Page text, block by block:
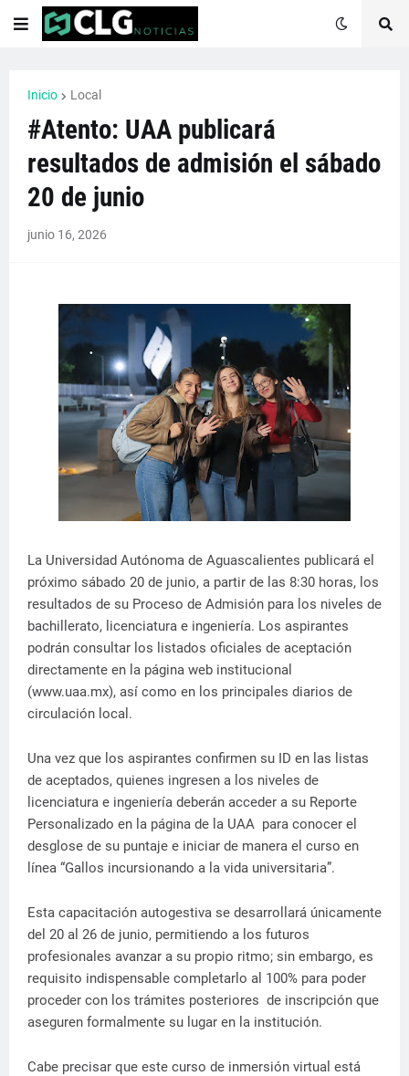
Inicio Local
#Atento: UAA publicará
resultados de admisión el sábado
20 de junio
junio 16, 2026
La Universidad Autónoma de Aguascalientes publicará el
próximo sábado 20 de junio, a partir de las 8:30 horas, los
resultados de su Proceso de Admisión para los niveles de
bachillerato, licenciatura e ingeniería. Los aspirantes
podrán consultar los listados oficiales de aceptación
directamente en la página web institucional
(www.uaa.mx), así como en los principales diarios de
circulación local.
Una vez que los aspirantes confirmen su ID en las listas
de aceptados, quienes ingresen a los niveles de
licenciatura e ingeniería deberán acceder a su Reporte
Personalizado en la página de la UAA para conocer el
desglose de su puntaje e iniciar de manera el curso en
línea “Gallos incursionando a la vida universitaria”.
Esta capacitación autogestiva se desarrollará únicamente
del 20 al 26 de junio, permitiendo a los futuros
profesionales avanzar a su propio ritmo; sin embargo, es
requisito indispensable completarlo al 100% para poder
proceder con los trámites posteriores de inscripción que
aseguren formalmente su lugar en la institución.
Cabe precisar que este curso de inmersión virtual está